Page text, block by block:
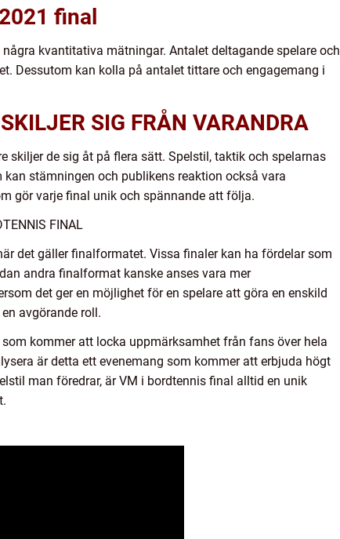
final
kvantitativa mätningar. Antalet deltagande spelare och
Dessutom kan kolla på antalet tittare och engagemang i
SIG FRÅN VARANDRA
de sig åt på flera sätt. Spelstil, taktik och spelarnas
stämningen och publikens reaktion också vara
gör varje final unik och spännande att följa.
FINAL
det gäller finalformatet. Vissa finaler kan ha fördelar som
andra finalformat kanske anses vara mer
det ger en möjlighet för en spelare att göra en enskild
avgörande roll.
kommer att locka uppmärksamhet från fans över hela
är detta ett evenemang som kommer att erbjuda högt
man föredrar, är VM i bordtennis final alltid en unik